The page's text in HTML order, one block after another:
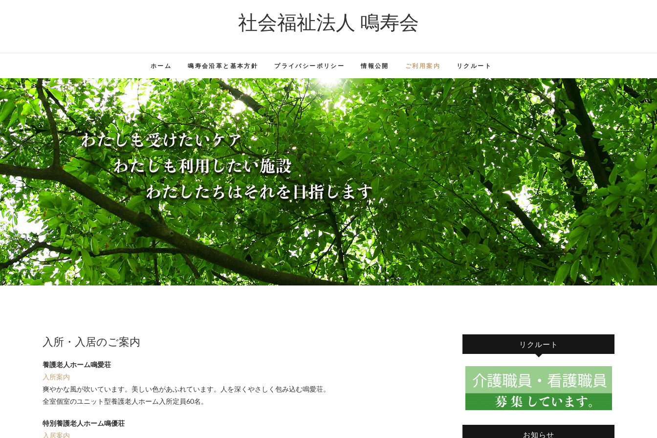
社会福祉法人 鳴寿会
ホーム 鳴寿会沿革と基本方針 プライバシーポリシー 情報公開 ご利用案内 リクルート
入所・入居のご案内
養護老人ホーム鳴愛荘
入所案内
爽やかな風が吹いています。美しい色があふれています。人を深くやさしく包み込む鳴愛荘。
全室個室のユニット型養護老人ホーム入所定員60名。
特別養護老人ホーム鳴優荘
入居案内
リクルート
お知らせ